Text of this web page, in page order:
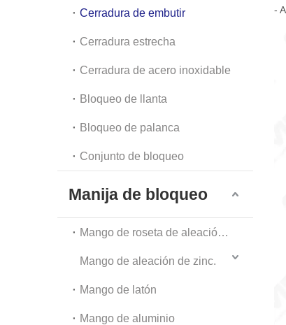
Cerradura de embutir
Cerradura estrecha
Cerradura de acero inoxidable
Bloqueo de llanta
Bloqueo de palanca
Conjunto de bloqueo
Manija de bloqueo
Mango de roseta de aleación de zinc
Mango de aleación de zinc.
Mango de latón
Mango de aluminio
-